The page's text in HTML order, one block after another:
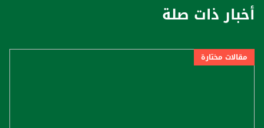
أخبار ذات صلة
مقالات مختارة